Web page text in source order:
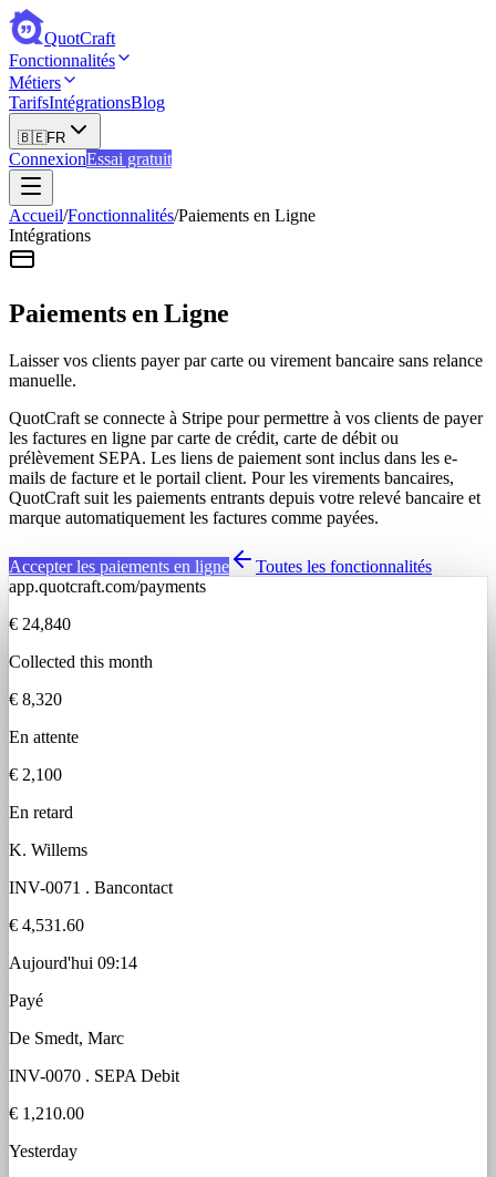
QuotCraft
Fonctionnalités
Métiers
TarifsIntégrationsBlog
🇧🇪FR
ConnexionEssai gratuit
Accueil/Fonctionnalités/Paiements en Ligne
Intégrations
Paiements en Ligne
Laisser vos clients payer par carte ou virement bancaire sans relance
manuelle.
QuotCraft se connecte à Stripe pour permettre à vos clients de payer
les factures en ligne par carte de crédit, carte de débit ou
prélèvement SEPA. Les liens de paiement sont inclus dans les e-
mails de facture et le portail client. Pour les virements bancaires,
QuotCraft suit les paiements entrants depuis votre relevé bancaire et
marque automatiquement les factures comme payées.
Accepter les paiements en ligne
Toutes les fonctionnalités
app.quotcraft.com/payments
€ 24,840
Collected this month
€ 8,320
En attente
€ 2,100
En retard
K. Willems
INV-0071 . Bancontact
€ 4,531.60
Aujourd'hui 09:14
Payé
De Smedt, Marc
INV-0070 . SEPA Debit
€ 1,210.00
Yesterday